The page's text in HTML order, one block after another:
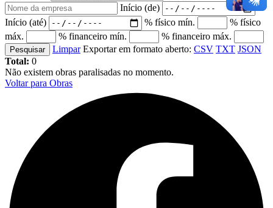
Início (de)
Início (até)
% físico mín.
% físico
máx.
% financeiro mín. % financeiro máx.
Pesquisar Limpar Exportar em formato aberto: CSV TXT JSON
Total: 0
Não existem obras paralisadas no momento.
Voltar para Obras